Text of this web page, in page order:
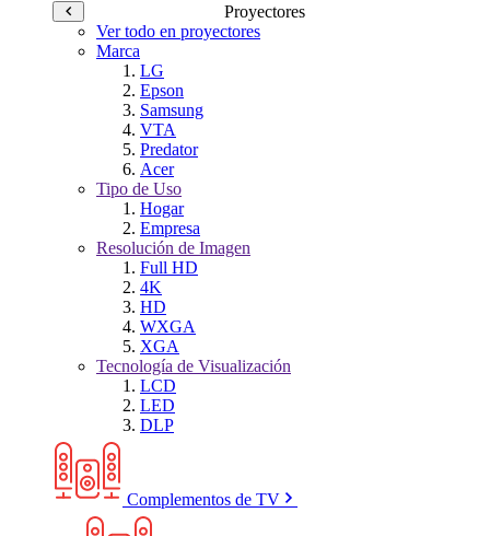
Proyectores
Ver todo en proyectores
Marca
LG
Epson
Samsung
VTA
Predator
Acer
Tipo de Uso
Hogar
Empresa
Resolución de Imagen
Full HD
4K
HD
WXGA
XGA
Tecnología de Visualización
LCD
LED
DLP
Complementos de TV